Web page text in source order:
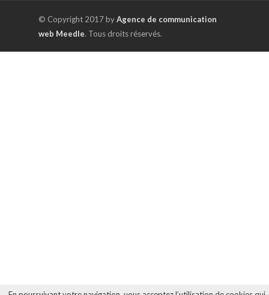
© Copyright 2017 byAgence de communication
web Meedle. Tous droits réservés.